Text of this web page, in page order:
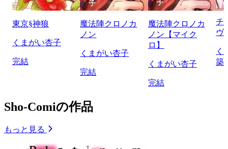
東京§神狼
くまがい杏子
完結
魔法陣クロノカ
ノン
くまがい杏子
完結
魔法陣クロノカ
ノン【マイク
ロ】
くまがい杏子
完結
チ
ヴ
く
築
Sho-Comiの作品
もっと見る